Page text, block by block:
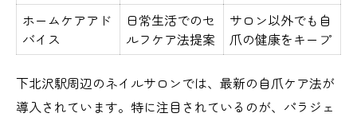
ホームケアアド
バイス
日常生活でのセ
ルフケア法提案
サロン以外でも自
爪の健康をキープ
下北沢駅周辺のネイルサロンでは、最新の自爪ケア法が
導入されています。特に注目されているのが、パラジェ